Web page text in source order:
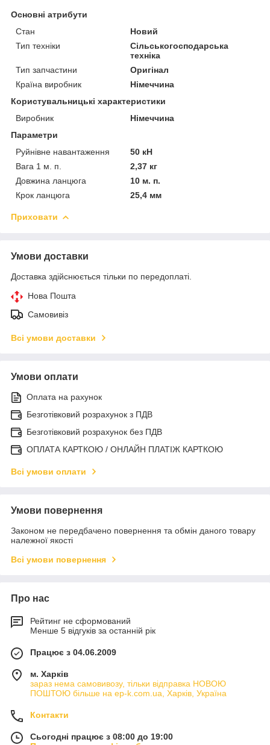
Основні атрибути
Стан
Новий
Тип техніки
Сільськогосподарська
техніка
Тип запчастини
Оригінал
Країна виробник
Німеччина
Користувальницькі характеристики
Виробник
Німеччина
Параметри
Руйнівне навантаження
50 кН
Вага 1 м. п.
2,37 кг
Довжина ланцюга
10 м. п.
Крок ланцюга
25,4 мм
Приховати
Умови доставки
Доставка здійснюється тільки по передоплаті.
Нова Пошта
Самовивіз
Всі умови доставки
Умови оплати
Оплата на рахунок
Безготівковий розрахунок з ПДВ
Безготівковий розрахунок без ПДВ
ОПЛАТА КАРТКОЮ / ОНЛАЙН ПЛАТІЖ КАРТКОЮ
Всі умови оплати
Умови повернення
Законом не передбачено повернення та обмін даного товару
належної якості
Всі умови повернення
Про нас
Рейтинг не сформований
Менше 5 відгуків за останній рік
Працює з 04.06.2009
м. Харків
зараз нема самовивозу, тільки відправка НОВОЮ
ПОШТОЮ більше на ep-k.com.ua, Харків, Україна
Контакти
Сьогодні працює з 08:00 до 19:00